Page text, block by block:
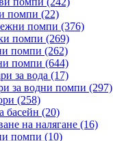
помпи (22)
помпи (376)
помпи (269)
помпи (262)
помпи (644)
за вода (17)
за водни помпи (297)
(258)
басейн (20)
на налягане (16)
помпи (10)